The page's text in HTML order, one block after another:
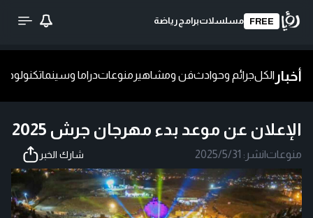
FREE مسلسلاتبرامج رياضة
أخبار الكلجرائم وحوادثفن ومشاهير منوعاتدراما وسينماتكنولوجيا
الإعلان عن موعد بدء مهرجان جرش 2025
منوعات|نشر: 2025/5/31 شارك الخبر